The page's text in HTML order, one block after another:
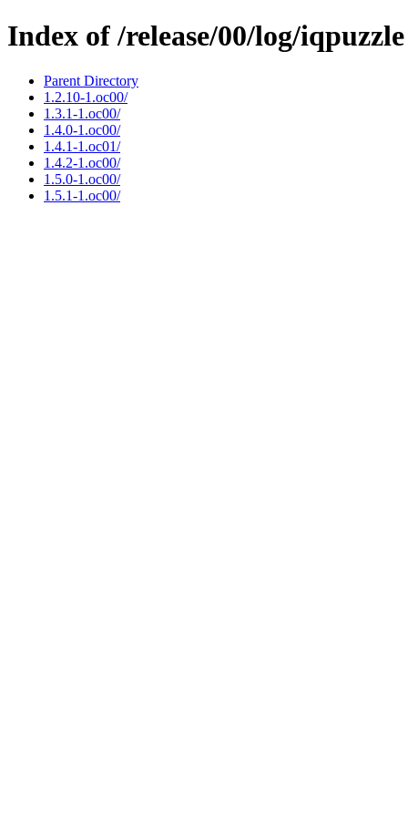
Index of /release/00/log/iqpuzzle
Parent Directory
1.2.10-1.oc00/
1.3.1-1.oc00/
1.4.0-1.oc00/
1.4.1-1.oc01/
1.4.2-1.oc00/
1.5.0-1.oc00/
1.5.1-1.oc00/